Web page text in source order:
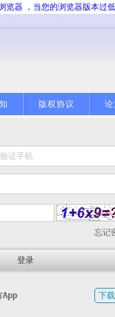
览器 ，当您的浏览器版本过
版权协议 论
忘记
App 下